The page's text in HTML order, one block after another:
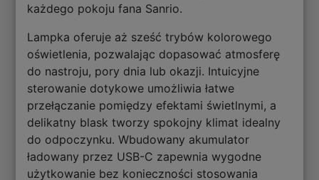
każdego pokoju fana Sanrio.
Lampka oferuje aż sześć trybów kolorowego
oświetlenia, pozwalając dopasować atmosferę
do nastroju, pory dnia lub okazji. Intuicyjne
sterowanie dotykowe umożliwia łatwe
przełączanie pomiędzy efektami świetlnymi, a
delikatny blask tworzy spokojny klimat idealny
do odpoczynku. Wbudowany akumulator
ładowany przez USB-C zapewnia wygodne
użytkowanie bez konieczności stosowania